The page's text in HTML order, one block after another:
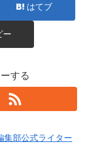
はてブ
ー
する
集部公式ライター